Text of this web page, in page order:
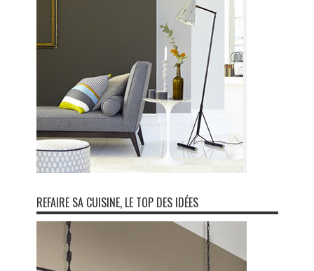
REFAIRE SA CUISINE, LE TOP DES IDÉES